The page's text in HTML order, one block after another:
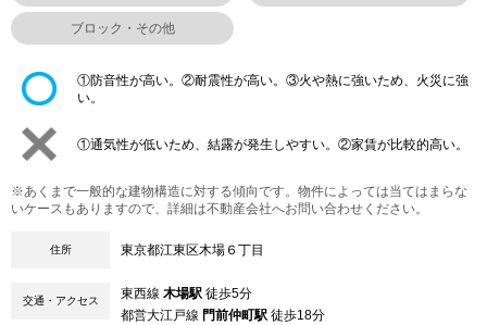
ブロック・その他
①防音性が高い。②耐震性が高い。③火や熱に強いため、火災に強
い。
①通気性が低いため、結露が発生しやすい。②家賃が比較的高い。
※あくまで一般的な建物構造に対する傾向です。物件によっては当てはまらな
いケースもありますので、詳細は不動産会社へお問い合わせください。
住所 東京都江東区木場６丁目
交通・アクセス 東西線 木場駅 徒歩5分
都営大江戸線 門前仲町駅 徒歩18分